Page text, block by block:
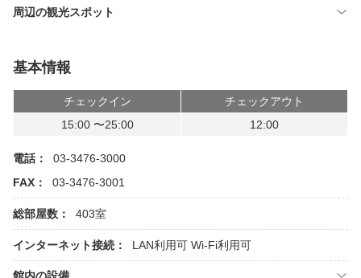
周辺の観光スポット
基本情報
チェックイン
チェックアウト
15:00 〜25:00
12:00
電話：
03-3476-3000
FAX：
03-3476-3001
総部屋数： 403室
インターネット接続： LAN利用可 Wi-Fi利用可